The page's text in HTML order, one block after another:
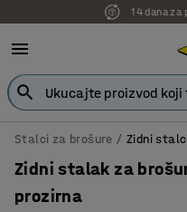
14 dana za
Stalci za brošure Zidni
Zidni stalak za
prozirna